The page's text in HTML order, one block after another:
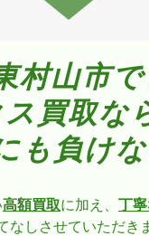
村山市
ス買取な
も負けな
高額買取に加え、 丁
なしさせていただき